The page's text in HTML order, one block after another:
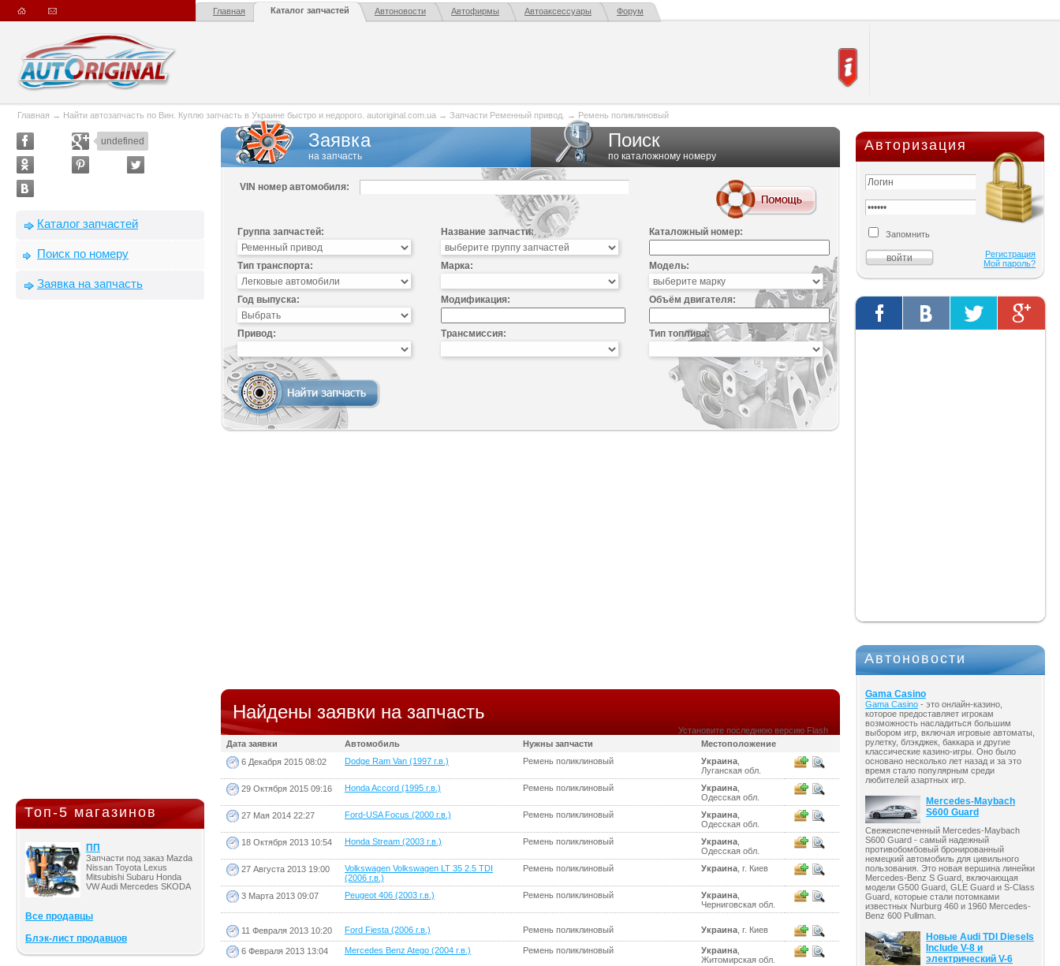
Главная Каталог запчастей Автоновости Автофирмы Автоаксессуары Форум
Главная → Найти автозапчасть по Вин. Куплю запчасть в Украине быстро и недорого. autoriginal.com.ua → Запчасти Ременный привод. → Ремень поликлиновый
undefined
Каталог запчастей
Поиск по номеру
Заявка на запчасть
Топ-5 магазинов
ПП
Запчасти под заказ Mazda
Nissan Toyota Lexus
Mitsubishi Subaru Honda
VW Audi Mercedes SKODA
Все продавцы
Блэк-лист продавцов
Заявка
на запчасть
Поиск
по каталожному номеру
VIN номер автомобиля:
Группа запчастей: Название запчасти: Каталожный номер:
Тип транспорта: Марка: Модель:
Год выпуска: Модификация: Объём двигателя:
Привод: Трансмиссия: Тип топлива:
Найдены заявки на запчасть
Установите последнюю версию Flash
Дата заявки
Автомобиль Нужны запчасти
Местоположение
6 Декабря 2015 08:02
Dodge Ram Van (1997 г.в.) Ремень поликлиновый Украина
Луганская обл.
29 Октября 2015 09:16
Honda Accord (1995 г.в.) Ремень поликлиновый Украина
Одесская обл.
27 Мая 2014 22:27
Ford-USA Focus (2000 г.в.) Ремень поликлиновый Украина
Одесская обл.
18 Октября 2013 10:54
Honda Stream (2003 г.в.) Ремень поликлиновый Украина
Одесская обл.
27 Августа 2013 19:00
Volkswagen Volkswagen LT 35 2.5 TDI
(2006 г.в.)
Ремень поликлиновый Украина , г. Киев
3 Марта 2013 09:07 Peugeot 406 (2003 г.в.) Ремень поликлиновый Украина
Черниговская обл.
11 Февраля 2013 10:20 Ford Fiesta (2006 г.в.) Ремень поликлиновый Украина , г. Киев
6 Февраля 2013 13:04 Mercedes Benz Atego (2004 г.в.) Ремень поликлиновый Украина
Житомирская обл.
Авторизация
Запомнить
Регистрация
Мой пароль?
Автоновости
Gama Casino
Gama Casino - это онлайн-казино,
которое предоставляет игрокам
возможность насладиться большим
выбором игр, включая игровые автоматы,
рулетку, блэкджек, баккара и другие
классические казино-игры. Оно было
основано несколько лет назад и за это
время стало популярным среди
любителей азартных игр.
Mercedes-Maybach
S600 Guard
Свежеиспеченный Mercedes-Maybach
S600 Guard - самый надежный
противобомбовый бронированный
немецкий автомобиль для цивильного
пользования. Это новая вершина линейки
Mercedes-Benz S Guard, включающая
модели G500 Guard, GLE Guard и S-Class
Guard, которые стали потомками
известных Nurburg 460 и 1960 Mercedes-
Benz 600 Pullman.
Новые Audi TDI Diesels
Include V-8 и
электрический V-6